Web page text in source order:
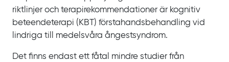
riktlinjer och terapirekommendationer är kognitiv
beteendeterapi (KBT) förstahandsbehandling vid
lindriga till medelsvåra ångestsyndrom.
Det finns endast ett fåtal mindre studier från